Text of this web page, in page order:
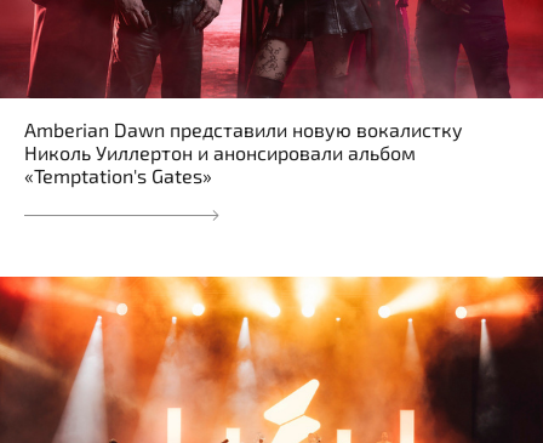
Amberian Dawn представили новую вокалистку
Николь Уиллертон и анонсировали альбом
«Temptation's Gates»